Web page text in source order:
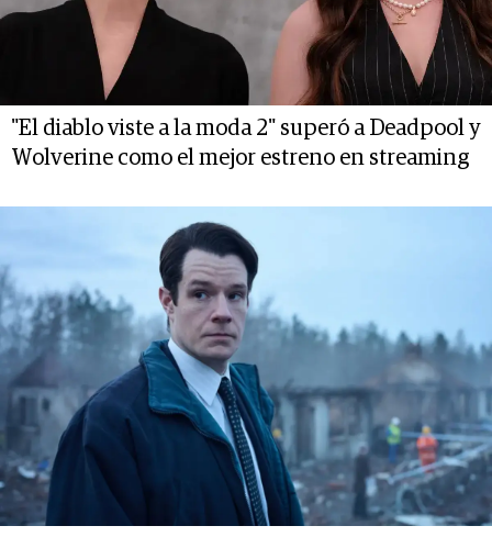
"El diablo viste a la moda 2" superó a Deadpool y
Wolverine como el mejor estreno en streaming